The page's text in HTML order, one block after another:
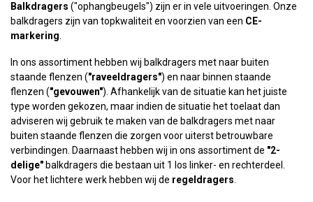
Balkdragers ("ophangbeugels") zijn er in vele uitvoeringen. Onze
balkdragers zijn van topkwaliteit en voorzien van een CE-
markering.
In ons assortiment hebben wij balkdragers met naar buiten
staande flenzen ("raveeldragers") en naar binnen staande
flenzen ("gevouwen"). Afhankelijk van de situatie kan het juiste
type worden gekozen, maar indien de situatie het toelaat dan
adviseren wij gebruik te maken van de balkdragers met naar
buiten staande flenzen die zorgen voor uiterst betrouwbare
verbindingen. Daarnaast hebben wij in ons assortiment de "2-
delige" balkdragers die bestaan uit 1 los linker- en rechterdeel.
Voor het lichtere werk hebben wij de regeldragers